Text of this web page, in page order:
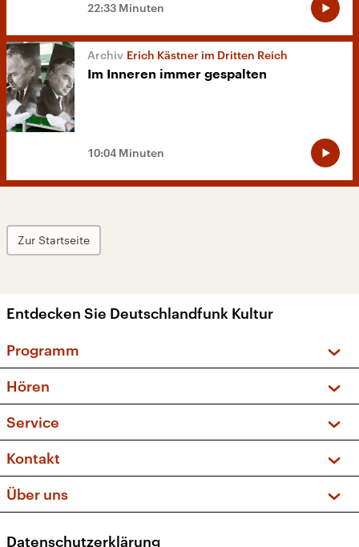
22:33 Minuten
Erich Kästner im Dritten Reich
Im Inneren immer gespalten
10:04 Minuten
Zur Startseite
Entdecken Sie Deutschlandfunk Kultur
Programm
Sendungen und Podcasts
Musikliste
Kakadu – Das Kinderprogramm
Hören
Frequenzen (UKW + DAB+)
Service
FAQ
Apps
Newsletter
Kontakt
Social Media
Über uns
Datenschutzerklärung